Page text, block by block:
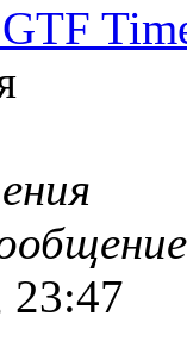
23:47